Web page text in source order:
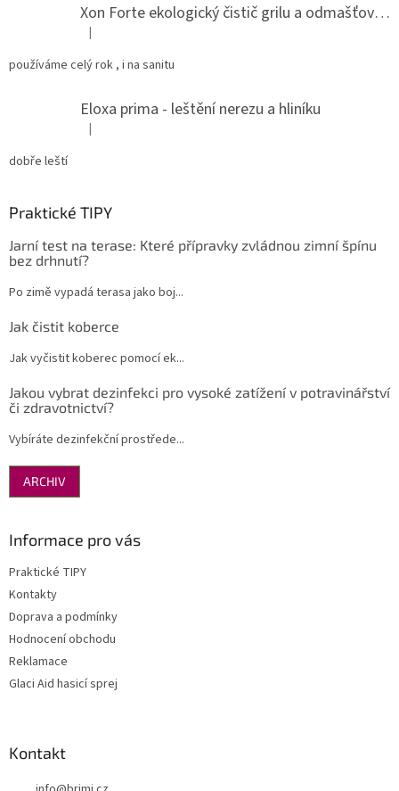
Xon Forte ekologický čistič grilu a odmašťovač do kuchyně
Hodnocení produktu je 5 z 5 hvězdiček.
|
používáme celý rok , i na sanitu
Eloxa prima - leštění nerezu a hliníku
Hodnocení produktu je 5 z 5 hvězdiček.
|
dobře leští
Praktické TIPY
Jarní test na terase: Které přípravky zvládnou zimní špínu
bez drhnutí?
Po zimě vypadá terasa jako boj...
Jak čistit koberce
Jak vyčistit koberec pomocí ek...
Jakou vybrat dezinfekci pro vysoké zatížení v potravinářství
či zdravotnictví?
Vybíráte dezinfekční prostřede...
ARCHIV
Informace pro vás
Praktické TIPY
Kontakty
Doprava a podmínky
Hodnocení obchodu
Reklamace
Glaci Aid hasicí sprej
Kontakt